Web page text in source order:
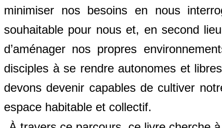
minimiser nos besoins en nous
souhaitable pour nous et, en second
d’aménager nos propres
disciples à se rendre autonomes et
devons devenir capables de cultiver
espace habitable et collectif.